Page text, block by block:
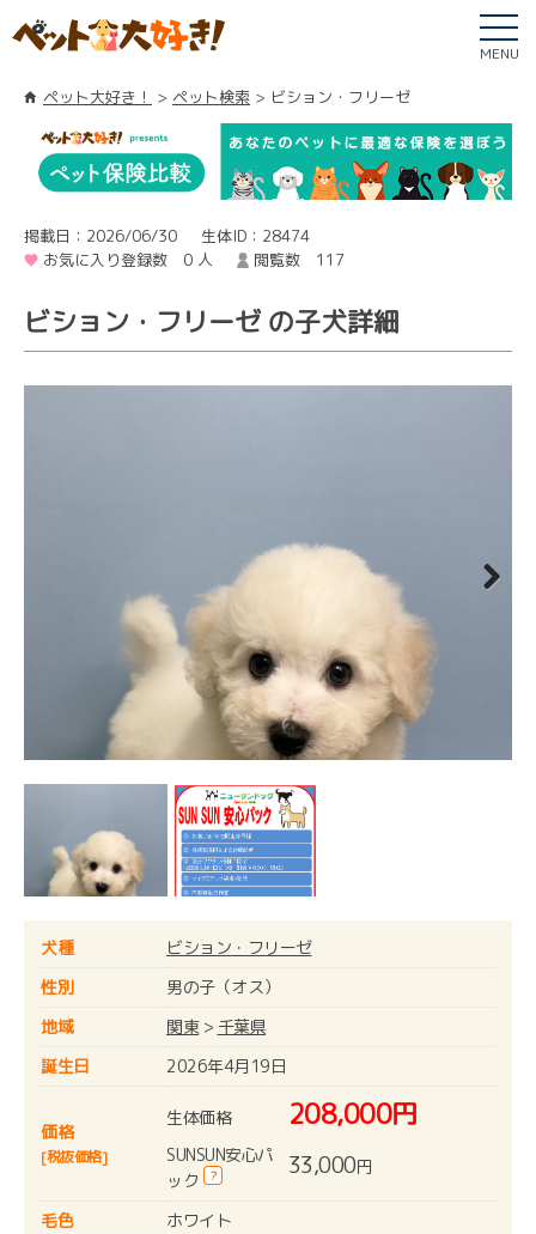
MENU
ペット大好き！ ペット検索 ビション・フリーゼ
掲載日：2026/06/30
生体ID：28474
お気に入り登録数 0 人
閲覧数 117
ビション・フリーゼ の子犬詳細
犬種
ビション・フリーゼ
性別
男の子（オス）
地域
関東> 千葉県
誕生日
2026年4月19日
価格
[税抜価格]
生体価格 208,000円
SUNSUN安心パ
ック
? 33,000円
毛色
ホワイト